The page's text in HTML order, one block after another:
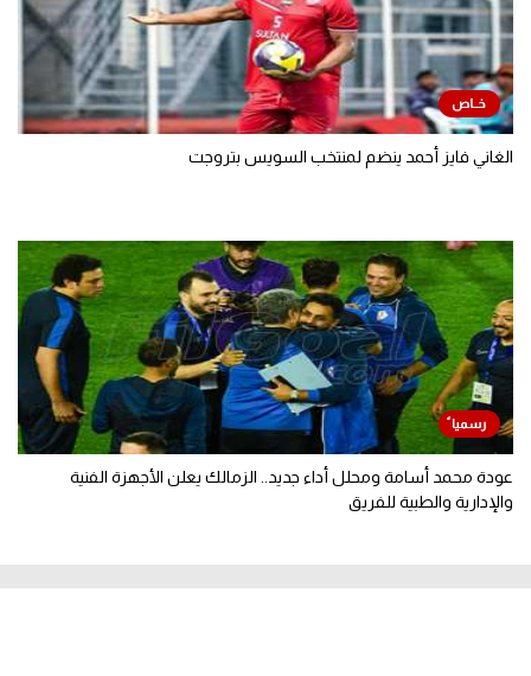
الغاني فايز أحمد ينضم لمنتخب السويس بتروجت
عودة محمد أسامة ومحلل أداء جديد.. الزمالك يعلن الأجهزة الفنية
والإدارية والطبية للفريق